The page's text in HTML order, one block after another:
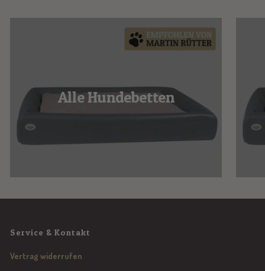
Alle Hundebetten
Service & Kontakt
Vertrag widerrufen